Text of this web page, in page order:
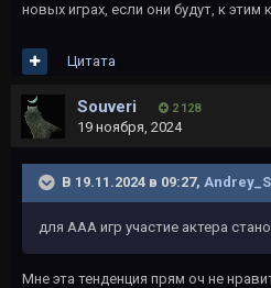
новых играх, если они будут, к
Цитата
Souveri 2 128
19 ноября, 2024
В 19.11.2024 в 09:27,
для ААА игр участие актера
Мне эта тенденция прям оч не